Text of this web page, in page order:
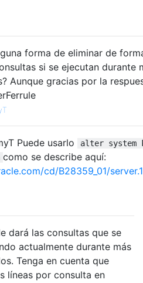
forma de eliminar de
si se ejecutan durante
Aunque gracias por la
Puede usarlo
alter
como se describe aquí:
cd/B28359_01/
dará las consultas que se
actualmente durante más
Tenga en cuenta que
líneas por consulta en